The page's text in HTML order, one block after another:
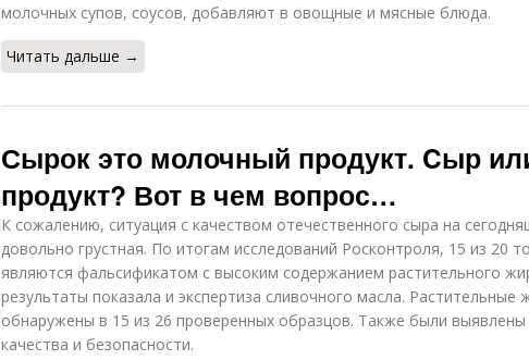
молочных супов, соусов, добавляют в овощные и мясные блюда.
Читать дальше →
Сырок это молочный продукт. Cыр
продукт? Вот в чем вопрос…
К сожалению, ситуация с качеством отечественного сыра на
довольно грустная. По итогам исследований Росконтроля, 15 из 20
являются фальсификатом с высоким содержанием растительного
результаты показала и экспертиза сливочного масла. Растительные
обнаружены в 15 из 26 проверенных образцов. Также были выявлены
качества и безопасности.